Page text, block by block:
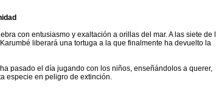
con entusiasmo y exaltación a orillas del mar. A las siete de
liberará una tortuga a la que finalmente ha devuelto la
pasado el día jugando con los niños, enseñándolos a querer,
especie en peligro de extinción.